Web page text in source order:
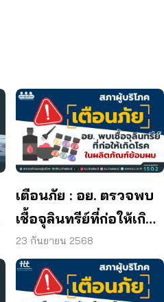
เตือนภัย : อย. ตรวจพบ
เชื้อจุลินทรีย์ที่ก่อให้เกิด
โรค และพบแบคทีเรีย
ยีสต์ และรา เกิน
มาตรฐานกำหนด ใน
23 กันยายน 2568